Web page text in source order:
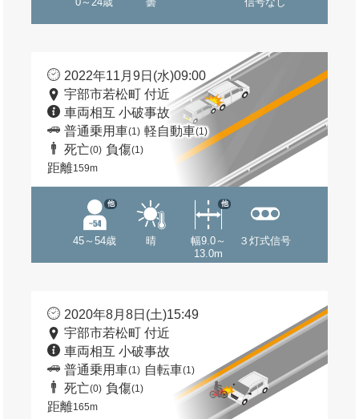
2022年11月9日(水)09:00
宇部市若松町 付近
車両相互 小破事故
普通乗用車(1) 軽自動車(1)
死亡(0) 負傷(1)
距離159m
45～54歳
他
晴
幅9.0～
13.0m
他
３灯式信号
2020年8月8日(土)15:49
宇部市若松町 付近
車両相互 小破事故
普通乗用車(1) 自転車(1)
死亡(0) 負傷(1)
距離165m